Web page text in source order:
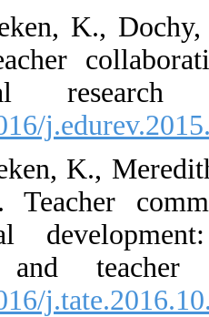
69.
(2015).
[DOI:10.1016/
70.
E. (2017).
professional
Teaching
[DOI:10.1016/